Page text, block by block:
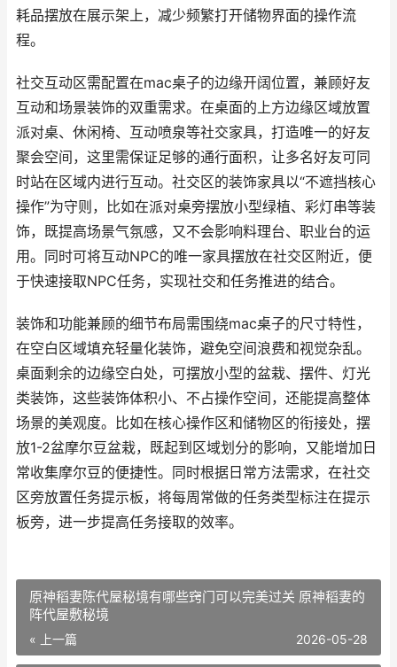
耗品摆放在展示架上，减少频繁打开储物界面的操作流
程。
社交互动区需配置在mac桌子的边缘开阔位置，兼顾好友
互动和场景装饰的双重需求。在桌面的上方边缘区域放置
派对桌、休闲椅、互动喷泉等社交家具，打造唯一的好友
聚会空间，这里需保证足够的通行面积，让多名好友可同
时站在区域内进行互动。社交区的装饰家具以“不遮挡核心
操作”为守则，比如在派对桌旁摆放小型绿植、彩灯串等装
饰，既提高场景气氛感，又不会影响料理台、职业台的运
用。同时可将互动NPC的唯一家具摆放在社交区附近，便
于快速接取NPC任务，实现社交和任务推进的结合。
装饰和功能兼顾的细节布局需围绕mac桌子的尺寸特性，
在空白区域填充轻量化装饰，避免空间浪费和视觉杂乱。
桌面剩余的边缘空白处，可摆放小型的盆栽、摆件、灯光
类装饰，这些装饰体积小、不占操作空间，还能提高整体
场景的美观度。比如在核心操作区和储物区的衔接处，摆
放1-2盆摩尔豆盆栽，既起到区域划分的影响，又能增加日
常收集摩尔豆的便捷性。同时根据日常方法需求，在社交
区旁放置任务提示板，将每周常做的任务类型标注在提示
板旁，进一步提高任务接取的效率。
原神稻妻陈代屋秘境有哪些窍门可以完美过关 原神稻妻的
阵代屋敷秘境
« 上一篇 2026-05-28